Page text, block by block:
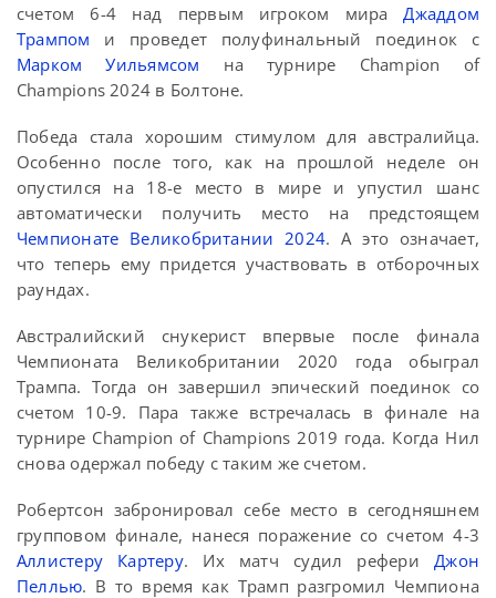
счетом 6-4 над первым игроком мираДжаддом
Трампом и проведет полуфинальный поединок с
Марком Уильямсом на турнире Champion of
Champions 2024 в Болтоне.
Победа стала хорошим стимулом для австралийца.
Особенно после того, как на прошлой неделе он
опустился на 18-е место в мире и упустил шанс
автоматически получить место на предстоящем
Чемпионате Великобритании 2024. А это означает,
что теперь ему придется участвовать в отборочных
раундах.
Австралийский снукерист впервые после финала
Чемпионата Великобритании 2020 года обыграл
Трампа. Тогда он завершил эпический поединок со
счетом 10-9. Пара также встречалась в финале на
турнире Champion of Champions 2019 года. Когда Нил
снова одержал победу с таким же счетом.
Робертсон забронировал себе место в сегодняшнем
групповом финале, нанеся поражение со счетом 4-3
Аллистеру Картеру. Их матч судил рефериДжон
Пеллью. В то время как Трамп разгромил Чемпиона